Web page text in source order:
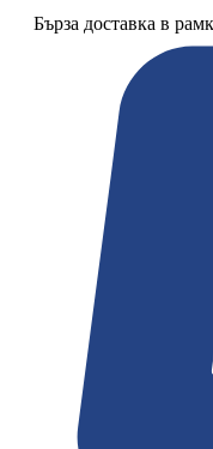
Бърза доставка в